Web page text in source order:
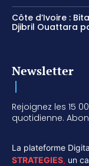
Côte d’Ivoire :
Djibril Ouattara
Newsletter
Rejoignez les 15
quotidienne.
La plateforme
STRATEGIES, un